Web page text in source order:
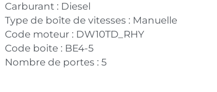
Carburant : Diesel
Type de boîte de vitesses : Manuelle
Code moteur : DW10TD_RHY
Code boite : BE4-5
Nombre de portes : 5